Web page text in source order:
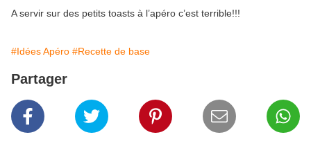
A servir sur des petits toasts à l’apéro c’est terrible!!!
#Idées Apéro #Recette de base
Partager